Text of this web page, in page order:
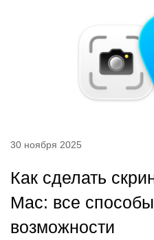
30 ноября 2025
Как сделать
Mac: все
возможности